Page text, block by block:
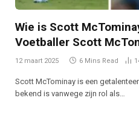
Wie is Scott
Voetballer Scott
12 maart 2025 6 Mins Read
Scott McTominay is een
bekend is vanwege zijn rol als…